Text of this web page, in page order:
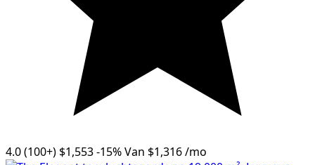
4.0(100+) $1,553-15%Van $1,316/mo